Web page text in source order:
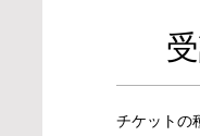
チケットの